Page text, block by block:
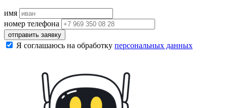
имя
номер телефона
отправить заявку
Я соглашаюсь на обработку персональных данных